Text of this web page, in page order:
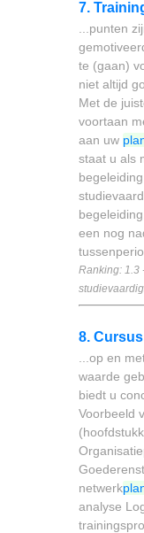
7.
...punten
te (gaan)
niet altijd
Met de
voortaan
aan uw
staat u als
een nog
Ranking: 1.3
8.
...op en
waarde
biedt u
Voorbeeld
netwerk
analyse